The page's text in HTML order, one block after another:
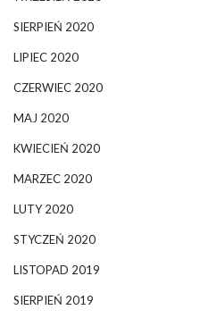
SIERPIEŃ 2020
LIPIEC 2020
CZERWIEC 2020
MAJ 2020
KWIECIEŃ 2020
MARZEC 2020
LUTY 2020
STYCZEŃ 2020
LISTOPAD 2019
SIERPIEŃ 2019